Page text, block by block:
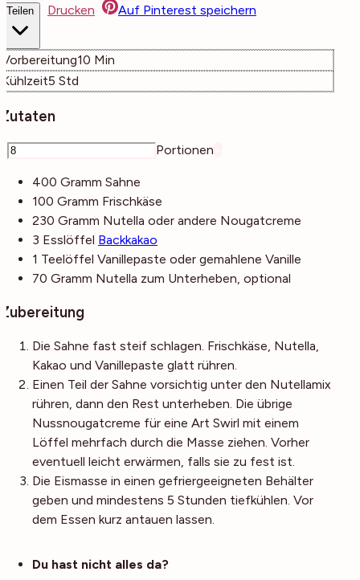
Teilen Drucken Auf Pinterest speichern
Vorbereitung10 Minuten
Min
Kühlzeit5 Stunden
Std
Zutaten
Portionen
400 Gramm Sahne
100 Gramm Frischkäse
230 Gramm Nutella oder andere Nougatcreme
3 Esslöffel Backkakao
1 Teelöffel Vanillepaste oder gemahlene Vanille
70 Gramm Nutella zum Unterheben, optional
Zubereitung
Die Sahne fast steif schlagen. Frischkäse, Nutella,
Kakao und Vanillepaste glatt rühren.
Einen Teil der Sahne vorsichtig unter den Nutellamix
rühren, dann den Rest unterheben. Die übrige
Nussnougatcreme für eine Art Swirl mit einem
Löffel mehrfach durch die Masse ziehen. Vorher
eventuell leicht erwärmen, falls sie zu fest ist.
Die Eismasse in einen gefriergeeigneten Behälter
geben und mindestens 5 Stunden tiefkühlen. Vor
dem Essen kurz antauen lassen.
Du hast nicht alles da?